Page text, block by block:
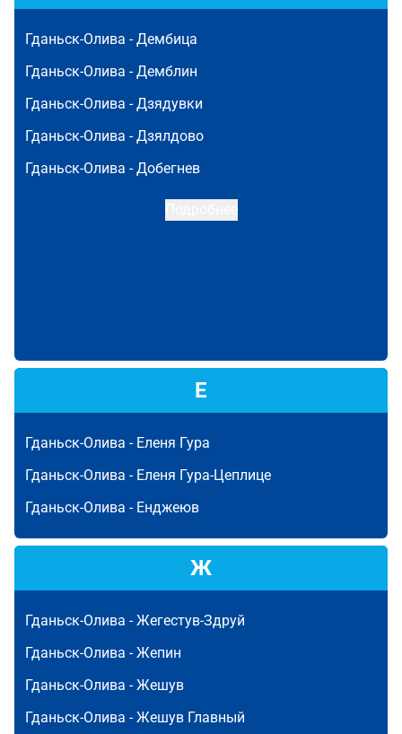
Гданьск-Олива -Дембица
Гданьск-Олива -Демблин
Гданьск-Олива -Дзядувки
Гданьск-Олива -Дзялдово
Гданьск-Олива -Добегнев
Е
Гданьск-Олива - Еленя Гура
Гданьск-Олива - Еленя Гура-Цеплице
Гданьск-Олива - Енджеюв
Ж
Гданьск-Олива -Жегестув-Здруй
Гданьск-Олива -Жепин
Гданьск-Олива -Жешув
Гданьск-Олива -Жешув Главный